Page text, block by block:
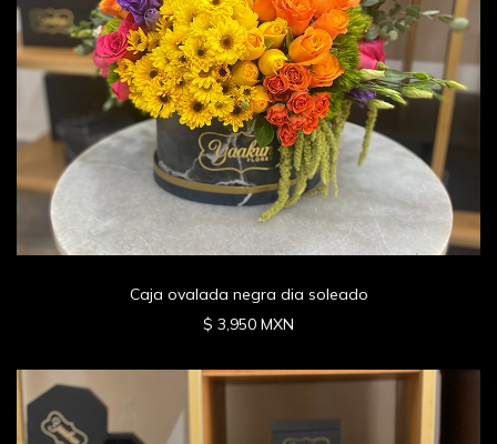
Caja ovalada negra dia soleado
$ 3,950 MXN